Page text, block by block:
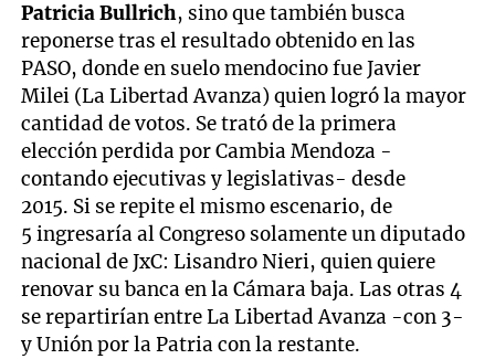
Patricia Bullrich, sino que también busca
reponerse tras el resultado obtenido en las
PASO, donde en suelo mendocino fue Javier
Milei (La Libertad Avanza) quien logró la mayor
cantidad de votos. Se trató de la primera
elección perdida por Cambia Mendoza -
contando ejecutivas y legislativas- desde
2015. Si se repite el mismo escenario, de
5 ingresaría al Congreso solamente un diputado
nacional de JxC: Lisandro Nieri, quien quiere
renovar su banca en la Cámara baja. Las otras 4
se repartirían entre La Libertad Avanza -con 3-
y Unión por la Patria con la restante.